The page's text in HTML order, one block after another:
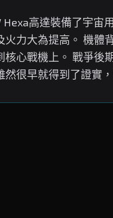
Hexa高達裝備了宇宙
火力大為提高。 機體
心戰機上。 戰爭後
很早就得到了證實